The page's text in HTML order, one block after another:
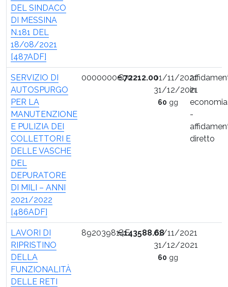
DEL SINDACO
DI MESSINA
N.181 DEL
18/08/2021
[487ADF]
SERVIZIO DI
AUTOSPURGO
PER LA
MANUTENZIONE
E PULIZIA DEI
COLLETTORI E
DELLE VASCHE
DEL
DEPURATORE
DI MILI – ANNI
2021/2022
[486ADF]
0000000000
€72212.0001/11/2021
31/12/2021
60 gg
in
economia
-
diretto
LAVORI DI
RIPRISTINO
DELLA
FUNZIONALITÀ
DELLE RETI
892039814E
€143588.6801/11/2021
31/12/2021
60 gg